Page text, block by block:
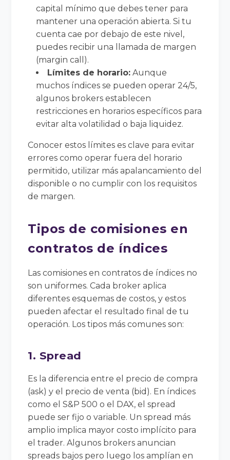
capital mínimo que debes tener para
mantener una operación abierta. Si tu
cuenta cae por debajo de este nivel,
puedes recibir una llamada de margen
(margin call).
Límites de horario: Aunque
muchos índices se pueden operar 24/5,
algunos brokers establecen
restricciones en horarios específicos para
evitar alta volatilidad o baja liquidez.
Conocer estos límites es clave para evitar
errores como operar fuera del horario
permitido, utilizar más apalancamiento del
disponible o no cumplir con los requisitos
de margen.
Tipos de comisiones en
contratos de índices
Las comisiones en contratos de índices no
son uniformes. Cada broker aplica
diferentes esquemas de costos, y estos
pueden afectar el resultado final de tu
operación. Los tipos más comunes son:
1. Spread
Es la diferencia entre el precio de compra
(ask) y el precio de venta (bid). En índices
como el S&P 500 o el DAX, el spread
puede ser fijo o variable. Un spread más
amplio implica mayor costo implícito para
el trader. Algunos brokers anuncian
spreads bajos pero luego los amplían en